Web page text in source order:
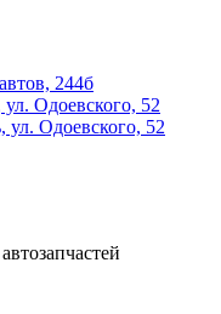
244б
Одоевского, 52
ул. Одоевского, 52